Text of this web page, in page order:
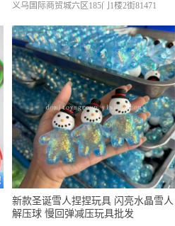
义乌国际商贸城六区185门1楼2街81471
新款圣诞雪人捏捏玩具 闪亮水晶雪人
解压球 慢回弹减压玩具批发